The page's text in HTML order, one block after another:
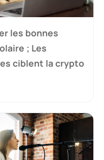
les bonnes
; Les
ciblent la crypto